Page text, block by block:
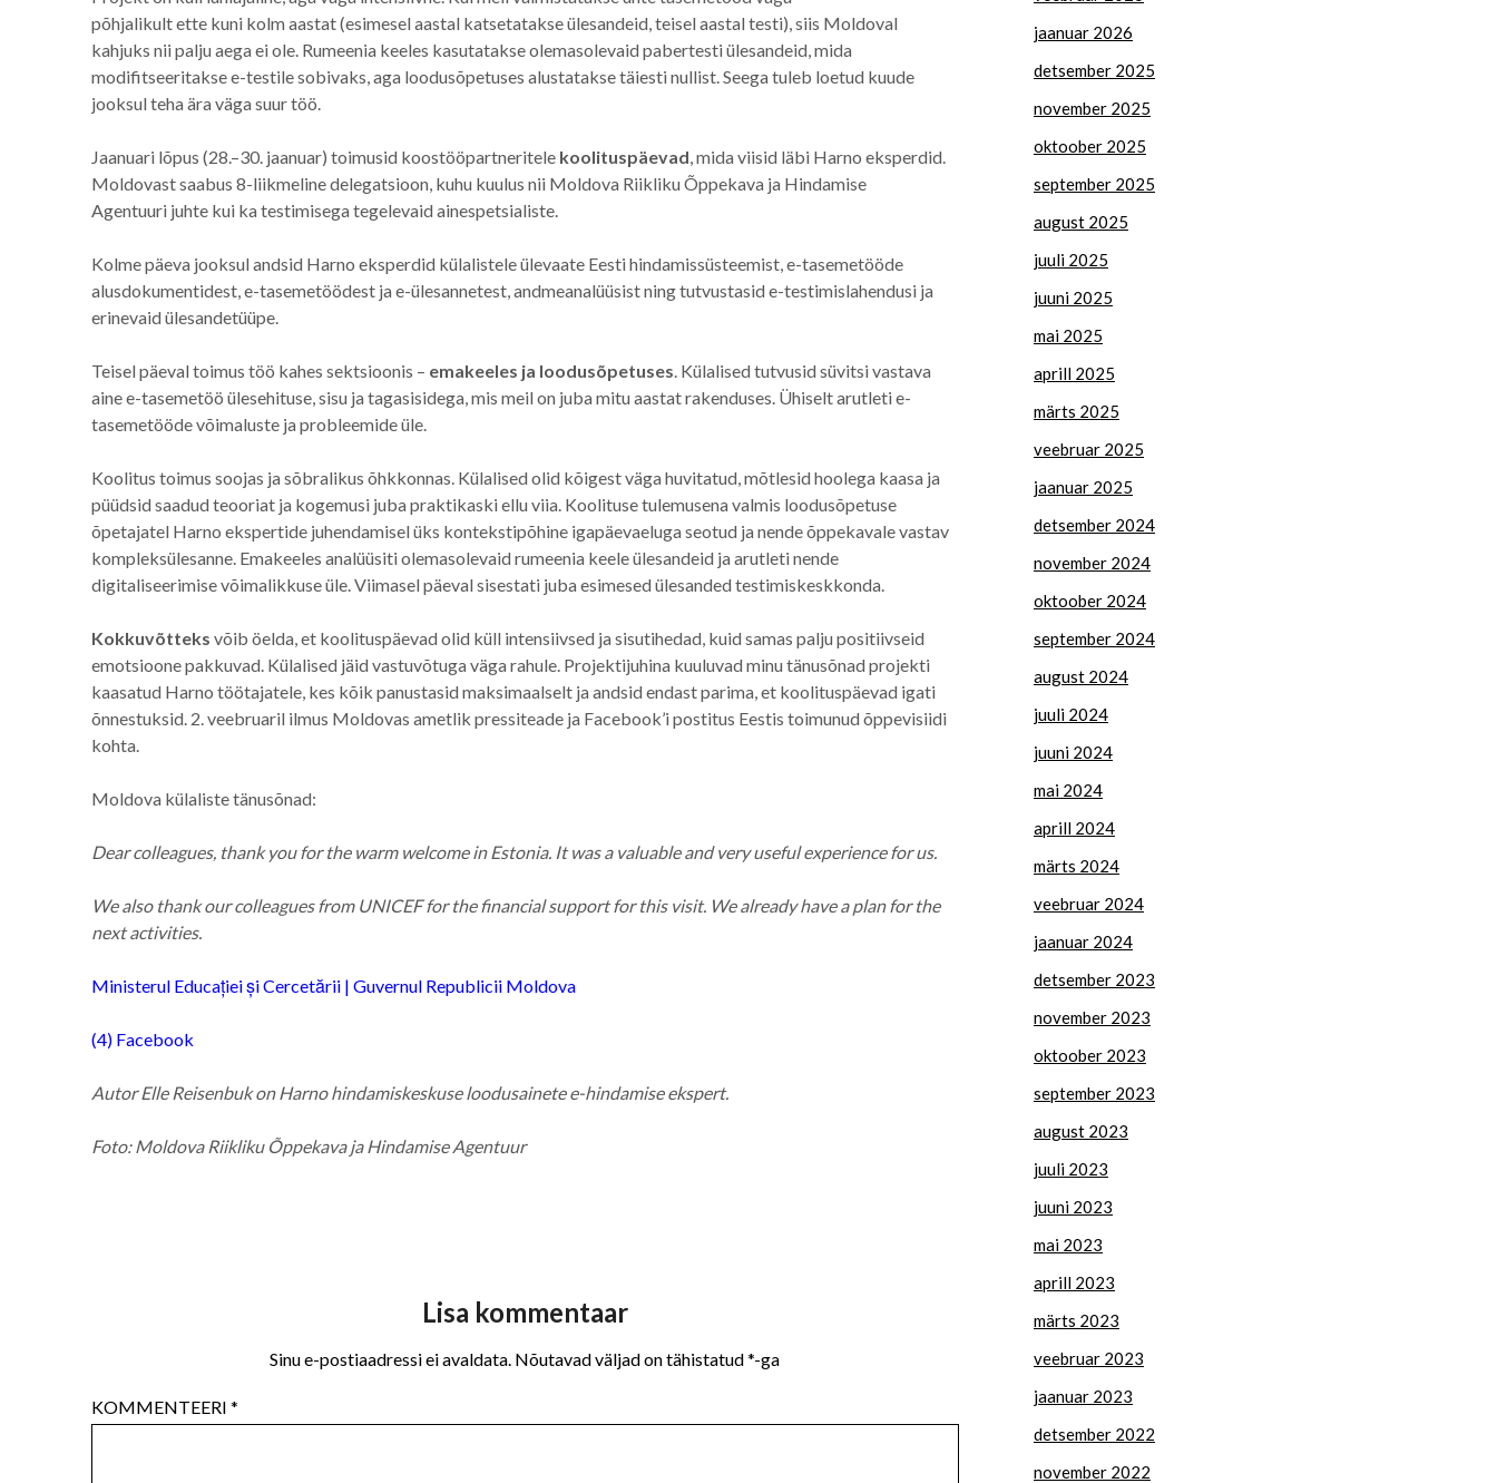
põhjalikult ette kuni kolm aastat (esimesel aastal katsetatakse ülesandeid, teisel aastal testi), siis Moldoval
kahjuks nii palju aega ei ole. Rumeenia keeles kasutatakse olemasolevaid pabertesti ülesandeid, mida
modifitseeritakse e-testile sobivaks, aga loodusõpetuses alustatakse täiesti nullist. Seega tuleb loetud kuude
jooksul teha ära väga suur töö.
Jaanuari lõpus (28.–30. jaanuar) toimusid koostööpartneritele koolituspäevad, mida viisid läbi Harno eksperdid.
Moldovast saabus 8-liikmeline delegatsioon, kuhu kuulus nii Moldova Riikliku Õppekava ja Hindamise
Agentuuri juhte kui ka testimisega tegelevaid ainespetsialiste.
Kolme päeva jooksul andsid Harno eksperdid külalistele ülevaate Eesti hindamissüsteemist, e-tasemetööde
alusdokumentidest, e-tasemetöödest ja e-ülesannetest, andmeanalüüsist ning tutvustasid e-testimislahendusi ja
erinevaid ülesandetüüpe.
Teisel päeval toimus töö kahes sektsioonis – emakeeles ja loodusõpetuses. Külalised tutvusid süvitsi vastava
aine e-tasemetöö ülesehituse, sisu ja tagasisidega, mis meil on juba mitu aastat rakenduses. Ühiselt arutleti e-
tasemetööde võimaluste ja probleemide üle.
Koolitus toimus soojas ja sõbralikus õhkkonnas. Külalised olid kõigest väga huvitatud, mõtlesid hoolega kaasa ja
püüdsid saadud teooriat ja kogemusi juba praktikaski ellu viia. Koolituse tulemusena valmis loodusõpetuse
õpetajatel Harno ekspertide juhendamisel üks kontekstipõhine igapäevaeluga seotud ja nende õppekavale vastav
kompleksülesanne. Emakeeles analüüsiti olemasolevaid rumeenia keele ülesandeid ja arutleti nende
digitaliseerimise võimalikkuse üle. Viimasel päeval sisestati juba esimesed ülesanded testimiskeskkonda.
Kokkuvõtteks võib öelda, et koolituspäevad olid küll intensiivsed ja sisutihedad, kuid samas palju positiivseid
emotsioone pakkuvad. Külalised jäid vastuvõtuga väga rahule. Projektijuhina kuuluvad minu tänusõnad projekti
kaasatud Harno töötajatele, kes kõik panustasid maksimaalselt ja andsid endast parima, et koolituspäevad igati
õnnestuksid. 2. veebruaril ilmus Moldovas ametlik pressiteade ja Facebook’i postitus Eestis toimunud õppevisiidi
kohta.
Moldova külaliste tänusõnad:
Dear colleagues, thank you for the warm welcome in Estonia. It was a valuable and very useful experience for us.
We also thank our colleagues from UNICEF for the financial support for this visit. We already have a plan for the
next activities.
Ministerul Educației și Cercetării | Guvernul Republicii Moldova
(4) Facebook
Autor Elle Reisenbuk on Harno hindamiskeskuse loodusainete e-hindamise ekspert.
Foto: Moldova Riikliku Õppekava ja Hindamise Agentuur
Lisa kommentaar
Sinu e-postiaadressi ei avaldata. Nõutavad väljad on tähistatud*-ga
KOMMENTEERI *
jaanuar 2026
detsember 2025
november 2025
oktoober 2025
september 2025
august 2025
juuli 2025
juuni 2025
mai 2025
aprill 2025
märts 2025
veebruar 2025
jaanuar 2025
detsember 2024
november 2024
oktoober 2024
september 2024
august 2024
juuli 2024
juuni 2024
mai 2024
aprill 2024
märts 2024
veebruar 2024
jaanuar 2024
detsember 2023
november 2023
oktoober 2023
september 2023
august 2023
juuli 2023
juuni 2023
mai 2023
aprill 2023
märts 2023
veebruar 2023
jaanuar 2023
detsember 2022
november 2022